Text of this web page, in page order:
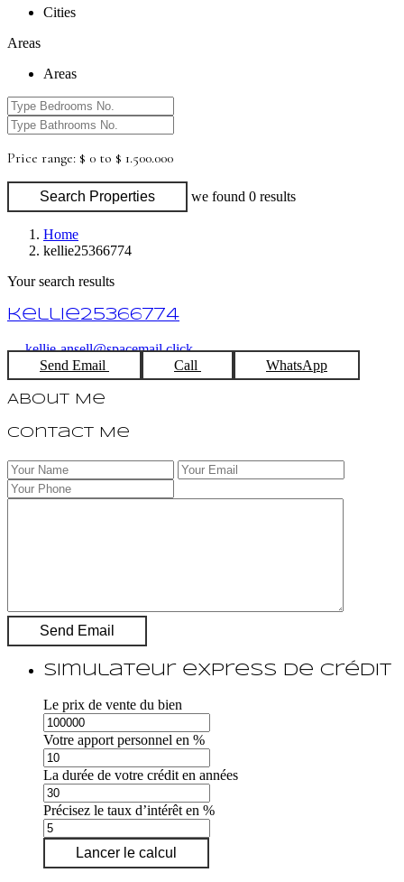
Cities
Areas
Areas
Price range: $ 0 to $ 1.500.000
Search Properties we found 0 results
Home
kellie25366774
Your search results
kellie25366774
kellie-ansell@spacemail.click
Send Email
Call WhatsApp
About Me
Contact Me
Simulateur express de crédit
Le prix de vente du bien
Votre apport personnel en %
La durée de votre crédit en années
Précisez le taux d’intérêt en %
Lancer le calcul